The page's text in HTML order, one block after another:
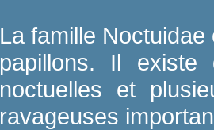
La famille
papillons. Il existe
noctuelles et
ravageuses